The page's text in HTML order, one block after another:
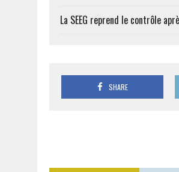
La SEEG reprend le contrôle
SHARE